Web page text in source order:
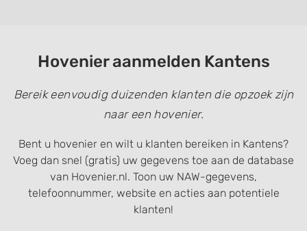
Hovenier aanmelden Kantens
Bereik eenvoudig duizenden klanten die opzoek zijn
naar een hovenier.
Bent u hovenier en wilt u klanten bereiken in Kantens?
Voeg dan snel (gratis) uw gegevens toe aan de database
van Hovenier.nl. Toon uw NAW-gegevens,
telefoonnummer, website en acties aan potentiele
klanten!